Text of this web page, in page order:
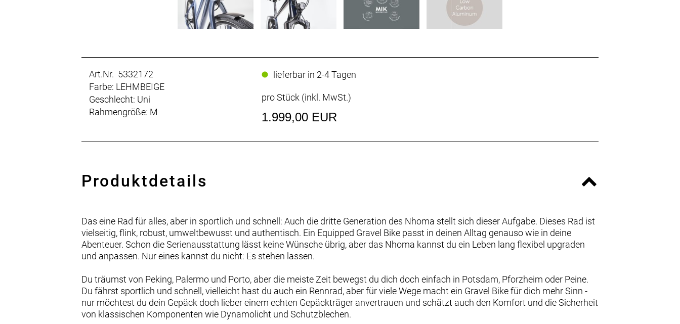
Art.Nr. 5332172
Farbe: LEHMBEIGE
Geschlecht: Uni
Rahmengröße: M
lieferbar in 2-4 Tagen
pro Stück (inkl. MwSt.)
1.999,00 EUR
Produktdetails
Das eine Rad für alles, aber in sportlich und schnell: Auch die dritte Generation des Nhoma stellt sich dieser Aufgabe. Dieses Rad ist
vielseitig, flink, robust, umweltbewusst und authentisch. Ein Equipped Gravel Bike passt in deinen Alltag genauso wie in deine
Abenteuer. Schon die Serienausstattung lässt keine Wünsche übrig, aber das Nhoma kannst du ein Leben lang flexibel upgraden
und anpassen. Nur eines kannst du nicht: Es stehen lassen.
Du träumst von Peking, Palermo und Porto, aber die meiste Zeit bewegst du dich doch einfach in Potsdam, Pforzheim oder Peine.
Du fährst sportlich und schnell, vielleicht hast du auch ein Rennrad, aber für viele Wege macht ein Gravel Bike für dich mehr Sinn -
nur möchtest du dein Gepäck doch lieber einem echten Gepäckträger anvertrauen und schätzt auch den Komfort und die Sicherheit
von klassischen Komponenten wie Dynamolicht und Schutzblechen.